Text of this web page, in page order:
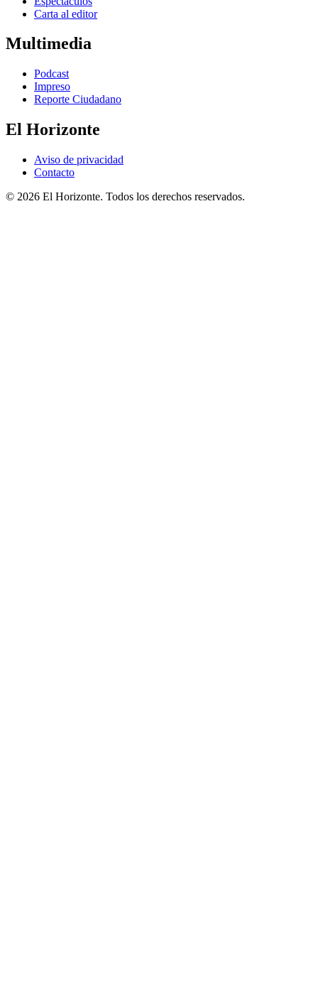
Carta al editor
Multimedia
Podcast
Impreso
Reporte Ciudadano
El Horizonte
Aviso de privacidad
Contacto
© 2026 El Horizonte. Todos los derechos reservados.